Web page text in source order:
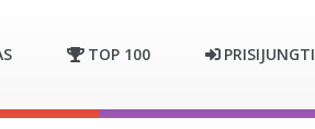
TOP 100 PRISIJUNGTI